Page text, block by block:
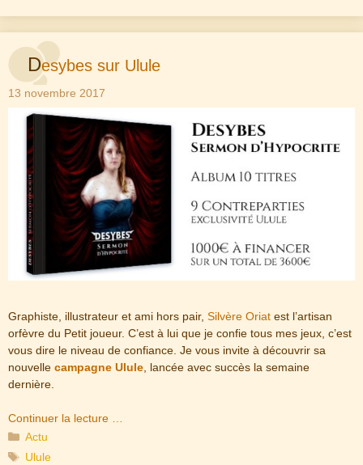
Desybes sur Ulule
13 novembre 2017
Graphiste, illustrateur et ami hors pair, Silvère Oriat est l’artisan
orfèvre du Petit joueur. C’est à lui que je confie tous mes jeux, c’est
vous dire le niveau de confiance. Je vous invite à découvrir sa
nouvelle campagne Ulule , lancée avec succès la semaine
dernière.
Continuer la lecture …
Catégories
Actu
Étiquettes
Ulule